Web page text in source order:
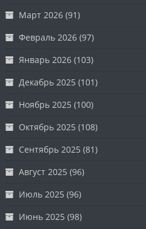
Март 2026 (91)
Февраль 2026 (97)
Январь 2026 (103)
Декабрь 2025 (101)
Ноябрь 2025 (100)
Октябрь 2025 (108)
Сентябрь 2025 (81)
Август 2025 (96)
Июль 2025 (96)
Июнь 2025 (98)